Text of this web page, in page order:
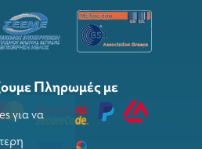
Πληρωμές με
για να